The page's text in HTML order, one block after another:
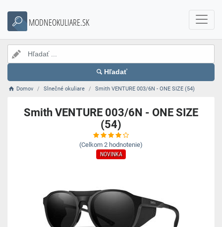
MODNEOKULIARE.SK
Hľadať
Domov Slnečné okuliare Smith VENTURE 003/6N - ONE SIZE (54)
Smith VENTURE 003/6N - ONE SIZE
(54)
(Celkom 2 hodnotenie)
NOVINKA